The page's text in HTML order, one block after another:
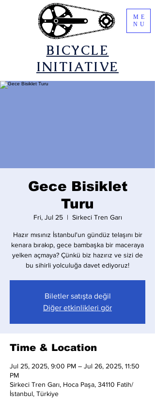
​BICYCLE
INITIATIVE
ME
NU
Gece Bisiklet
Turu
Fri, Jul 25
  |
Sirkeci Tren Garı
Hazır mısınız İstanbul'un gündüz telaşını bir
kenara bırakıp, gece bambaşka bir maceraya
yelken açmaya? Çünkü biz hazırız ve sizi de
bu sihirli yolculuğa davet ediyoruz!
Biletler satışta değil
Diğer etkinlikleri gör
Time & Location
Jul 25, 2025, 9:00 PM – Jul 26, 2025, 11:50
PM
Sirkeci Tren Garı, Hoca Paşa, 34110 Fatih/
İstanbul, Türkiye